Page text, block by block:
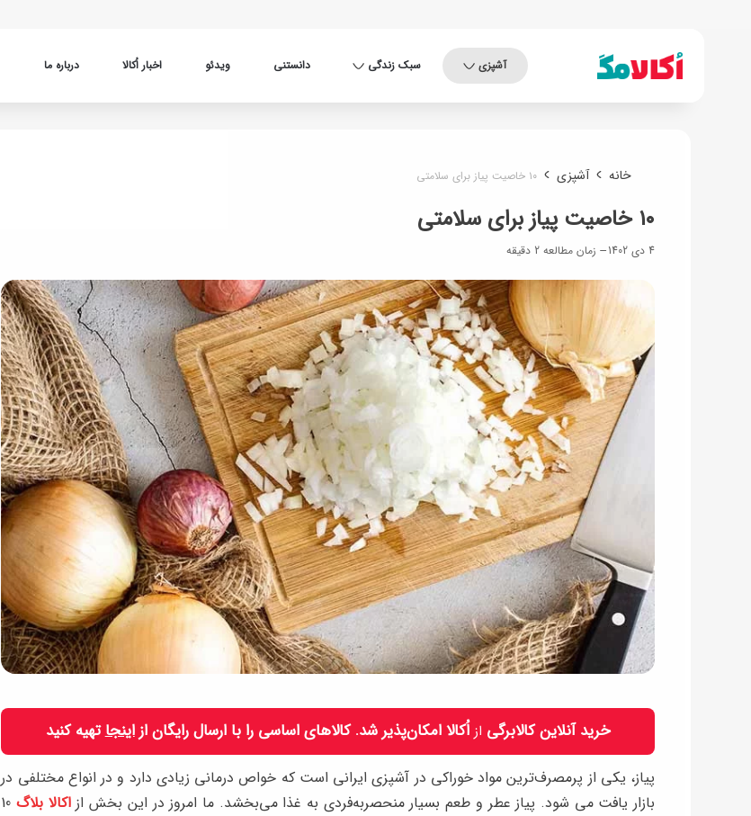
آشپزی سبک زندگی دانستنی ویدئو اخبار اُکالا درباره ما
خانه آشپزی ۱۰ خاصیت پیاز برای سلامتی
۱۰ خاصیت پیاز برای سلامتی
4 دی 1402 زمان مطالعه 2 دقیقه
خرید آنلاین کالابرگی ازاُکالا امکان‌پذیر شد. کالاهای اساسی را با ارسال رایگان ازاینجاتهیه کنید
پیاز، یکی از پرمصرف‌ترین مواد خوراکی در آشپزی ایرانی است که خواص درمانی زیادی دارد و در انواع مختلفی در
بازار یافت می شود. پیاز عطر و طعم بسیار منحصربه‌فردی به غذا می‌بخشد. ما امروز در این بخش ازاکالا بلاگ 10